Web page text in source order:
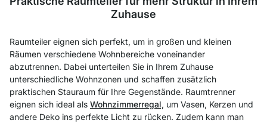
Zuhause
Raumteiler eignen sich perfekt, um in großen und kleinen
Räumen verschiedene Wohnbereiche voneinander
abzutrennen. Dabei unterteilen Sie in Ihrem Zuhause
unterschiedliche Wohnzonen und schaffen zusätzlich
praktischen Stauraum für Ihre Gegenstände. Raumtrenner
eignen sich ideal als Wohnzimmerregal, um Vasen, Kerzen und
andere Deko ins perfekte Licht zu rücken. Zudem kann man